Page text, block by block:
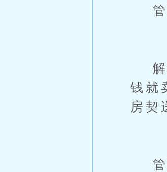
管
解
钱就
房契
管